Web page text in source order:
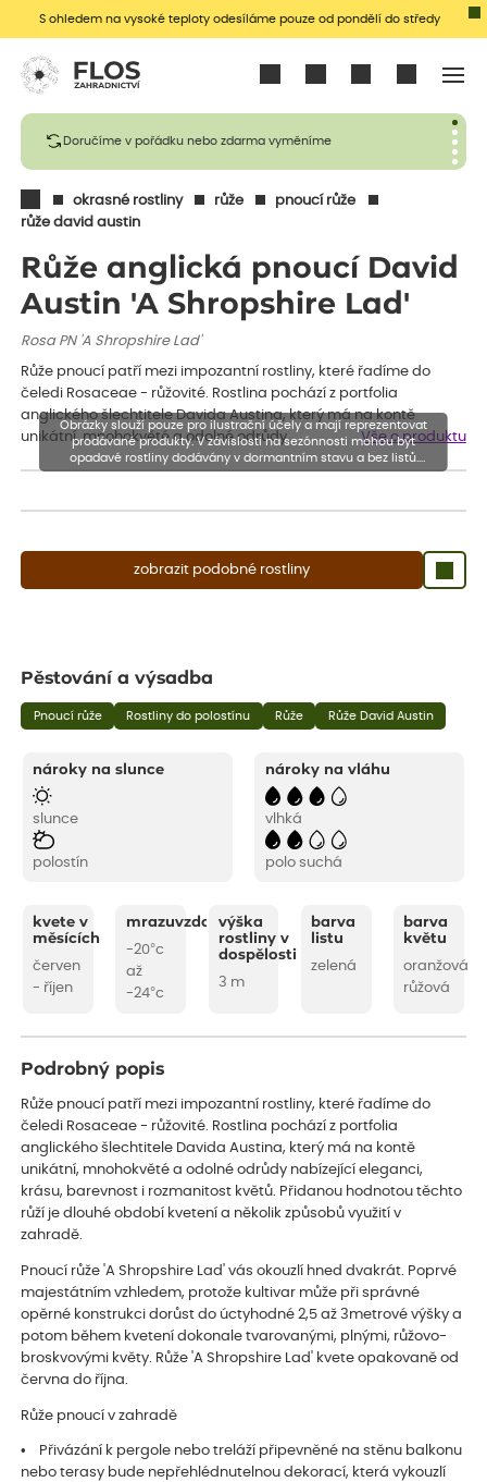
S ohledem na vysoké teploty odesíláme pouze od pondělí do středy
Doručíme v pořádku nebo zdarma vyměníme
okrasné rostliny růže
pnoucí růže
růže david austin
Růže anglická pnoucí David
Austin 'A Shropshire Lad'
Rosa PN 'A Shropshire Lad'
Růže pnoucí patří mezi impozantní rostliny, které řadíme do
čeledi Rosaceae - růžovité. Rostlina pochází z portfolia
anglického šlechtitele Davida Austina, který má na kontě
unikátní, mnohokvěté a odolné odrůdy…
Vše o produktu
zobrazit podobné rostliny
Obrázky slouží pouze pro ilustrační účely a mají reprezentovat
prodávané produkty. V závislosti na sezónnosti mohou být
opadavé rostliny dodávány v dormantním stavu a bez listů.
Rostliny mohou být také sestřiženy níže, než je uvedená výška,
Pěstování a výsadba
Pnoucí růže Rostliny do polostínu Růže Růže David Austin
nároky na slunce
slunce
polostín
nároky na vláhu
vlhká
polo suchá
kvete v
měsících
červen
- říjen
mrazuvzdornost
-20°c
až
-24°c
výška
rostliny v
dospělosti
3 m
barva
listu
zelená
barva
květu
oranžová
růžová
Podrobný popis
Růže pnoucí patří mezi impozantní rostliny, které řadíme do
čeledi Rosaceae - růžovité. Rostlina pochází z portfolia
anglického šlechtitele Davida Austina, který má na kontě
unikátní, mnohokvěté a odolné odrůdy nabízející eleganci,
krásu, barevnost i rozmanitost květů. Přidanou hodnotou těchto
růží je dlouhé období kvetení a několik způsobů využití v
zahradě.
Pnoucí růže 'A Shropshire Lad' vás okouzlí hned dvakrát. Poprvé
majestátním vzhledem, protože kultivar může při správné
opěrné konstrukci dorůst do úctyhodné 2,5 až 3metrové výšky a
potom během kvetení dokonale tvarovanými, plnými, růžovo-
broskvovými květy. Růže 'A Shropshire Lad' kvete opakovaně od
června do října.
Růže pnoucí v zahradě
• Přivázání k pergole nebo treláží připevněné na stěnu balkonu
nebo terasy bude nepřehlédnutelnou dekorací, která vykouzlí